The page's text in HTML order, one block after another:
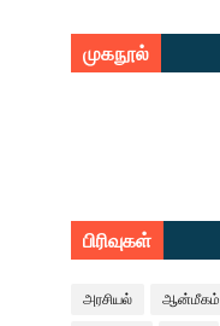
முகநூல்
பிரிவுகள்
அரசியல் ஆன்மீகம்